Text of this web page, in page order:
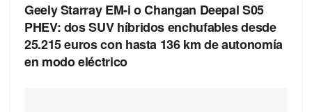
Geely Starray EM-i o Changan Deepal S05
PHEV: dos SUV híbridos enchufables desde
25.215 euros con hasta 136 km de autonomía
en modo eléctrico